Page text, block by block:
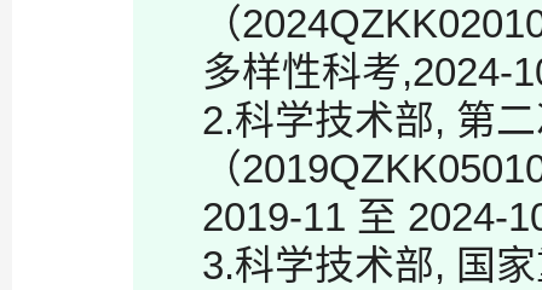
（
多样性科考,2024-
2.科学技术部, 第
（
2019-11 至 2024-
3.科学技术部, 国